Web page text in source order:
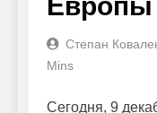
Степан
Mins
Сегодня, 9